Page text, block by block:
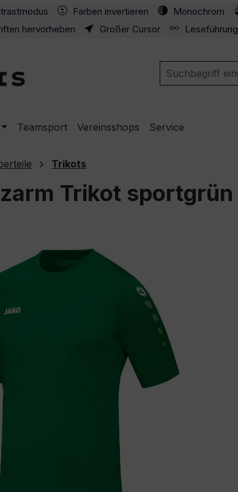
Farben invertieren Monochrom
hervorheben Großer Cursor Leseführung
Teamsport Vereinsshops Service
Trikots
Trikot sportgrün